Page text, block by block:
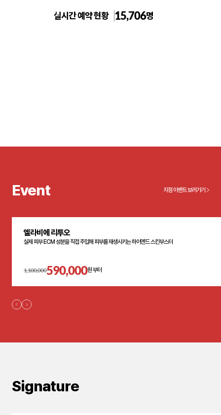
실시간 예약 현황 15,706명
Event 지점 이벤트 보러가기
엘라비에 리투오
실제 피부 ECM 성분을 직접 주입해 피부를 재생시키는 하이엔드 스킨부스터
1,100,000590,000원 부터
Signature